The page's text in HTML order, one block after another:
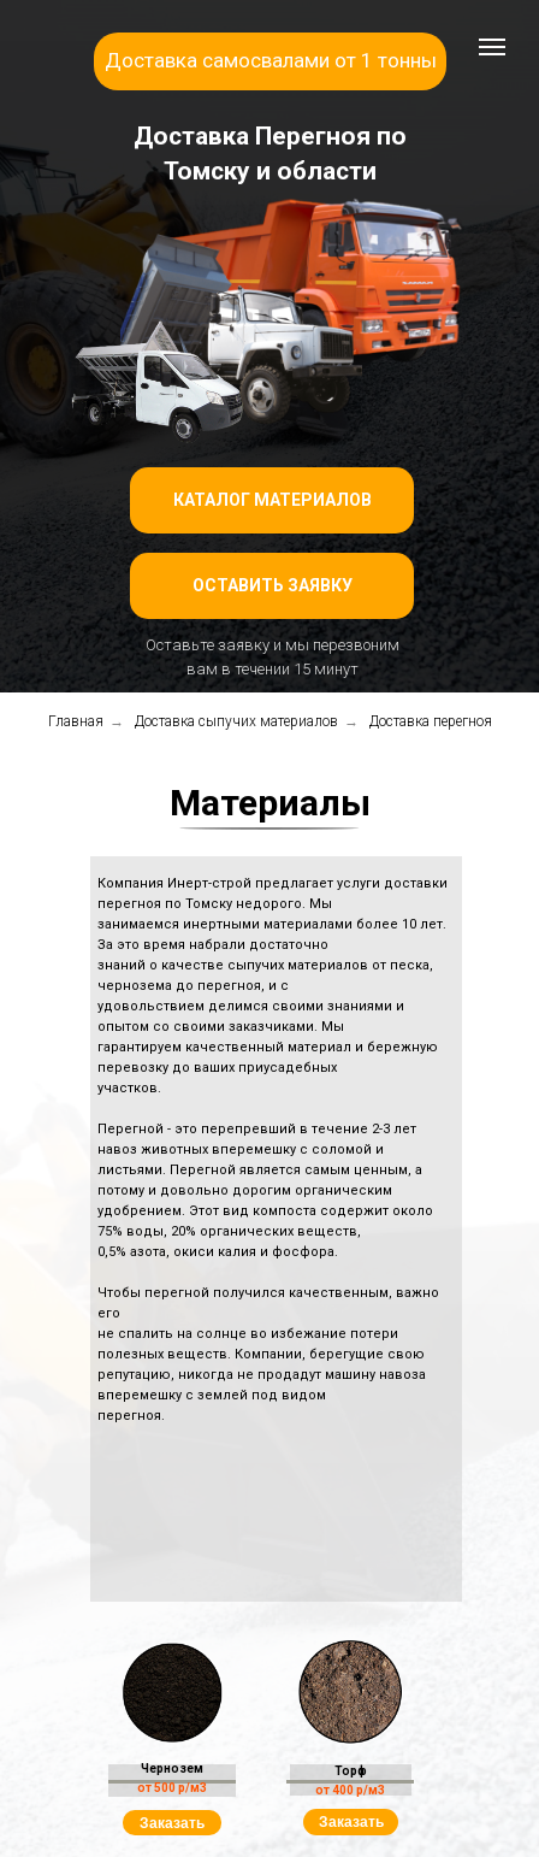
Доставка Перегноя по
Томску и области
Доставка самосвалами от 1 тонны
Оставьте заявку и мы перезвоним
вам в течении 15 минут
ОСТАВИТЬ ЗАЯВКУ
КАТАЛОГ МАТЕРИАЛОВ
Главная → Доставка сыпучих материалов → Доставка перегноя
Материалы
Торф
от 400 р/м3
Чернозем
от 500 р/м3
Заказать Заказать
Компания Инерт-строй предлагает услуги доставки
перегноя по Томску недорого. Мы
занимаемся инертными материалами более 10 лет.
За это время набрали достаточно
знаний о качестве сыпучих материалов от песка,
чернозема до перегноя, и с
удовольствием делимся своими знаниями и
опытом со своими заказчиками. Мы
гарантируем качественный материал и бережную
перевозку до ваших приусадебных
участков.
Перегной - это перепревший в течение 2-3 лет
навоз животных вперемешку с соломой и
листьями. Перегной является самым ценным, а
потому и довольно дорогим органическим
удобрением. Этот вид компоста содержит около
75% воды, 20% органических веществ,
0,5% азота, окиси калия и фосфора.
Чтобы перегной получился качественным, важно
его
не спалить на солнце во избежание потери
полезных веществ. Компании, берегущие свою
репутацию, никогда не продадут машину навоза
вперемешку с землей под видом
перегноя.